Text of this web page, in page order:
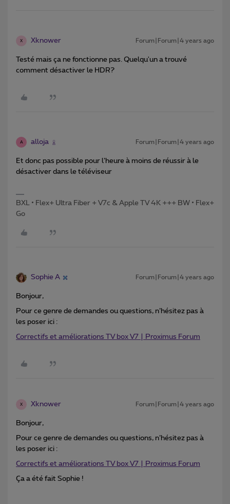
X Xknower Forum|Forum|4 years ago
Testé mais ça ne fonctionne pas. Quelqu'un a trouvé
comment désactiver le HDR?
A alloja Forum|Forum|4 years ago
Et donc pas possible pour l’heure à moins de réussir à le
désactiver dans le téléviseur
BXL • Flex+ Ultra Fiber + V7c & Apple TV 4K +++ BW • Flex+
Go
Sophie A Forum|Forum|4 years ago
Bonjour,
Pour ce genre de demandes ou questions, n’hésitez pas à
les poser ici :
Correctifs et améliorations TV box V7 | Proximus Forum
X Xknower Forum|Forum|4 years ago
Bonjour,
Pour ce genre de demandes ou questions, n’hésitez pas à
les poser ici :
Correctifs et améliorations TV box V7 | Proximus Forum
Ça a été fait Sophie !